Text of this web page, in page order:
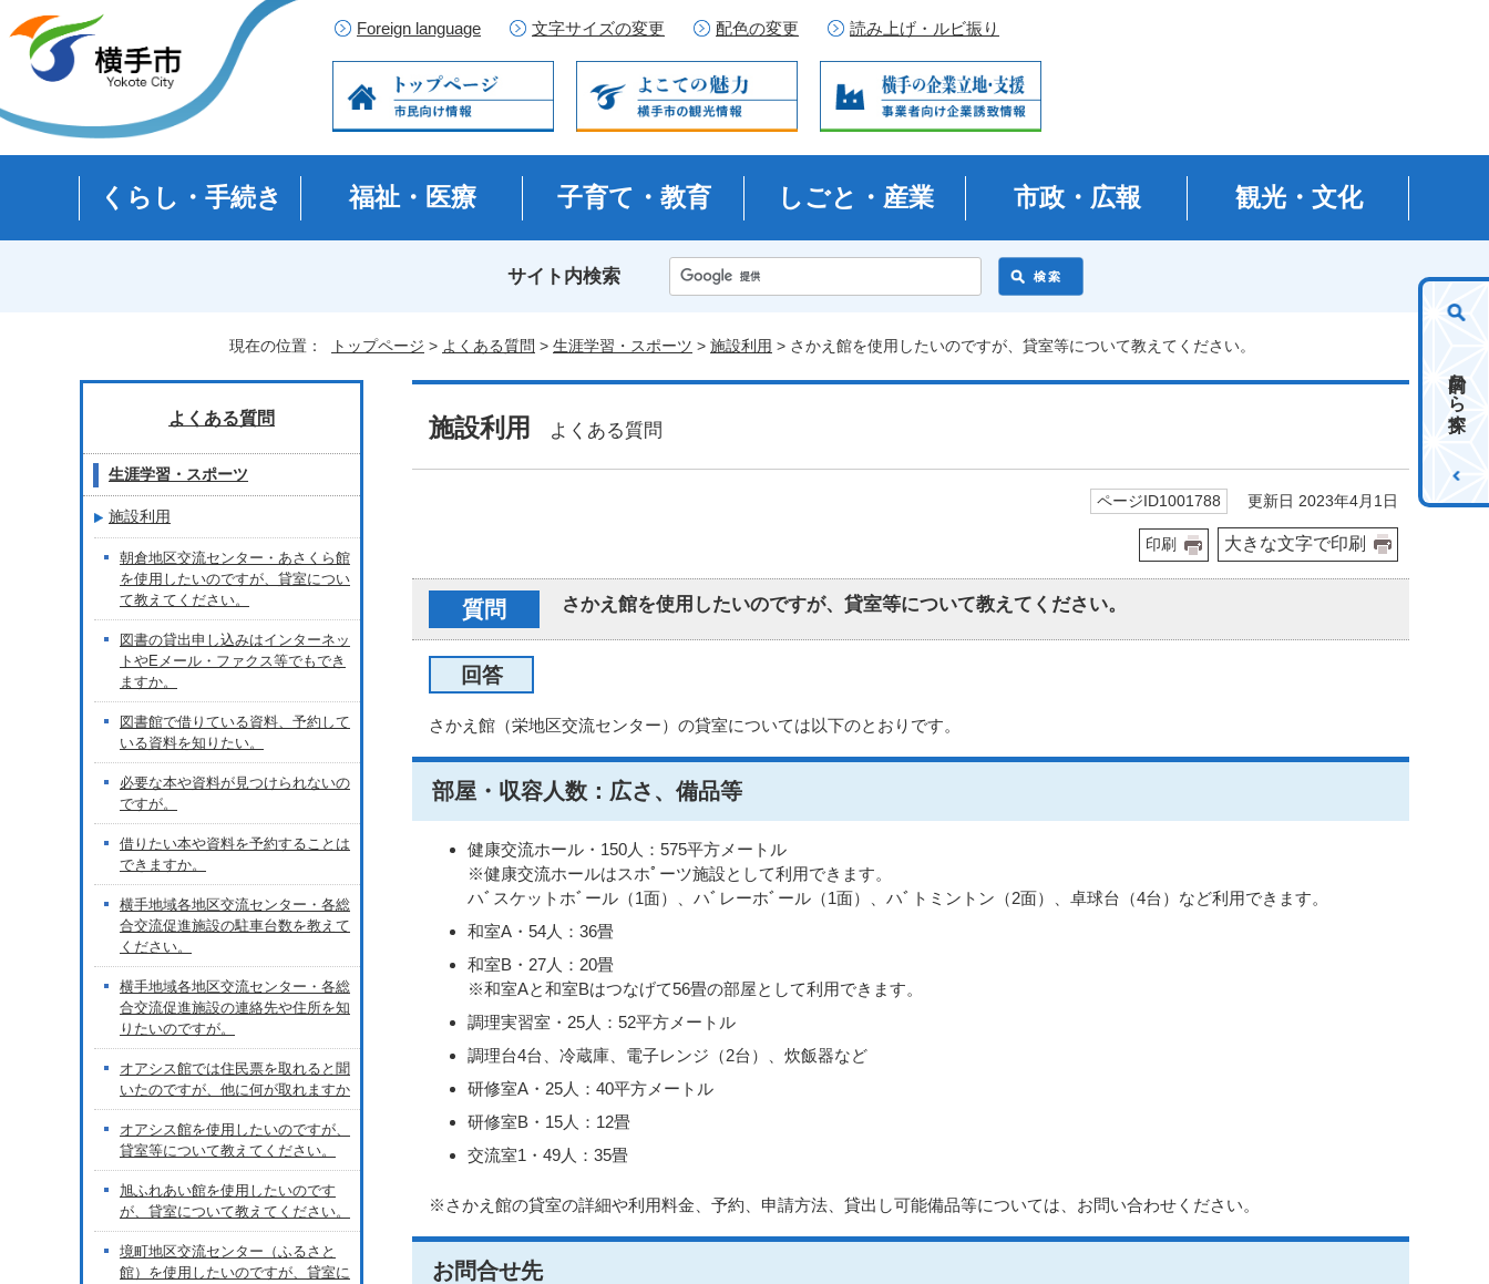
Foreign language 文字サイズの変更 配色の変更 読み上げ・ルビ振り
くらし・手続き 福祉・医療 子育て・教育 しごと・産業 市政・広報 観光・文化
サイト内検索
目的から探す
現在の位置： トップページ > よくある質問 > 生涯学習・スポーツ > 施設利用 > さかえ館を使用したいのですが、貸室等について教えてください。
施設利用 よくある質問
ページID1001788 更新日 2023年4月1日
印刷 大きな文字で印刷
質問 さかえ館を使用したいのですが、貸室等について教えてください。
回答
さかえ館（栄地区交流センター）の貸室については以下のとおりです。
部屋・収容人数：広さ、備品等
健康交流ホール・150人：575平方メートル
※健康交流ホールはスホﾟーツ施設として利用できます。
ハﾞスケットホﾞール（1面）、ハﾞレーホﾞール（1面）、ハﾞトミントン（2面）、卓球台（4台）など利用できます。
和室A・54人：36畳
和室B・27人：20畳
※和室Aと和室Bはつなげて56畳の部屋として利用できます。
調理実習室・25人：52平方メートル
調理台4台、冷蔵庫、電子レンジ（2台）、炊飯器など
研修室A・25人：40平方メートル
研修室B・15人：12畳
交流室1・49人：35畳
※さかえ館の貸室の詳細や利用料金、予約、申請方法、貸出し可能備品等については、お問い合わせください。
お問合せ先
よくある質問
生涯学習・スポーツ
施設利用
朝倉地区交流センター・あさくら館
を使用したいのですが、貸室につい
て教えてください。
図書の貸出申し込みはインターネッ
トやEメール・ファクス等でもでき
ますか。
図書館で借りている資料、予約して
いる資料を知りたい。
必要な本や資料が見つけられないの
ですが。
借りたい本や資料を予約することは
できますか。
横手地域各地区交流センター・各総
合交流促進施設の駐車台数を教えて
ください。
横手地域各地区交流センター・各総
合交流促進施設の連絡先や住所を知
りたいのですが。
オアシス館では住民票を取れると聞
いたのですが、他に何が取れますか
オアシス館を使用したいのですが、
貸室等について教えてください。
旭ふれあい館を使用したいのです
が、貸室について教えてください。
境町地区交流センター（ふるさと
館）を使用したいのですが、貸室に